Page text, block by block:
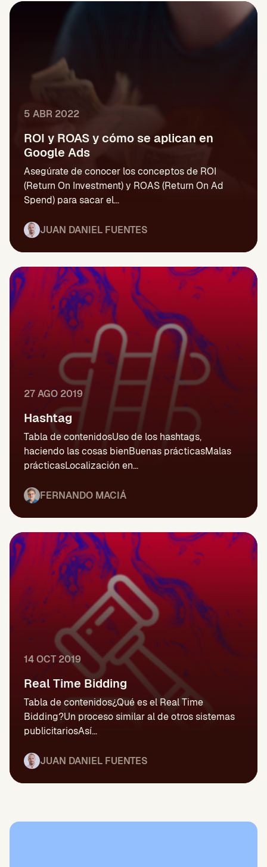
5 ABR 2022
ROI y ROAS y cómo se aplican en
Google Ads
Asegúrate de conocer los conceptos de ROI
(Return On Investment) y ROAS (Return On Ad
Spend) para sacar el...
JUAN DANIEL FUENTES
27 AGO 2019
Hashtag
Tabla de contenidosUso de los hashtags,
haciendo las cosas bienBuenas prácticasMalas
prácticasLocalización en...
FERNANDO MACIÁ
14 OCT 2019
Real Time Bidding
Tabla de contenidos¿Qué es el Real Time
Bidding?Un proceso similar al de otros sistemas
publicitariosAsí...
JUAN DANIEL FUENTES